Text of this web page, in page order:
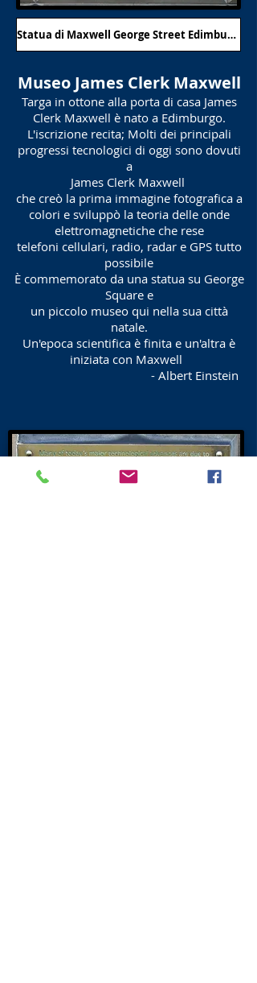
Statua di Maxwell George Street Edimburgo
Museo James Clerk Maxwell
Targa in ottone alla porta di casa James
Clerk Maxwell è nato a Edimburgo.
L'iscrizione recita; Molti dei principali
progressi tecnologici di oggi sono dovuti
a
James Clerk Maxwell
che creò la prima immagine fotografica a
colori e sviluppò la teoria delle onde
elettromagnetiche che rese
telefoni cellulari, radio, radar e GPS tutto
possibile
È commemorato da una statua su George
Square e
un piccolo museo qui nella sua città
natale.
Un'epoca scientifica è finita e un'altra è
iniziata con Maxwell
- Albert Einstein